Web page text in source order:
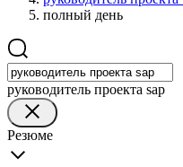
полный день
руководитель проекта sap
Резюме